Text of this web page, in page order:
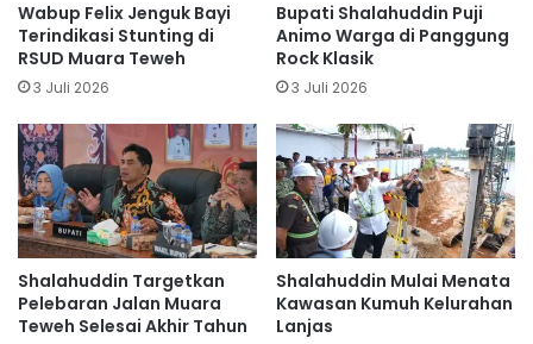
Wabup Felix Jenguk Bayi
Terindikasi Stunting di
RSUD Muara Teweh
3 Juli 2026
Bupati Shalahuddin Puji
Animo Warga di Panggung
Rock Klasik
3 Juli 2026
Shalahuddin Targetkan
Pelebaran Jalan Muara
Teweh Selesai Akhir Tahun
Shalahuddin Mulai Menata
Kawasan Kumuh Kelurahan
Lanjas